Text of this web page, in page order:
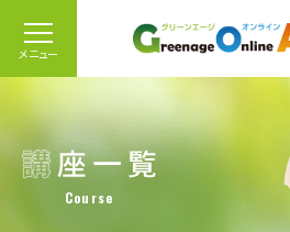
メニュー
Course